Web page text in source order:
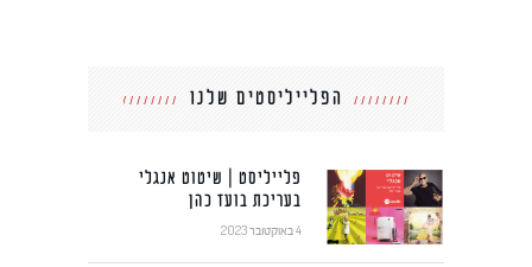
הפלייליסטים שלנו
פלייליסט | שיטוט אנגלי
בעריכת בועז כהן
4 באוקטובר 2023